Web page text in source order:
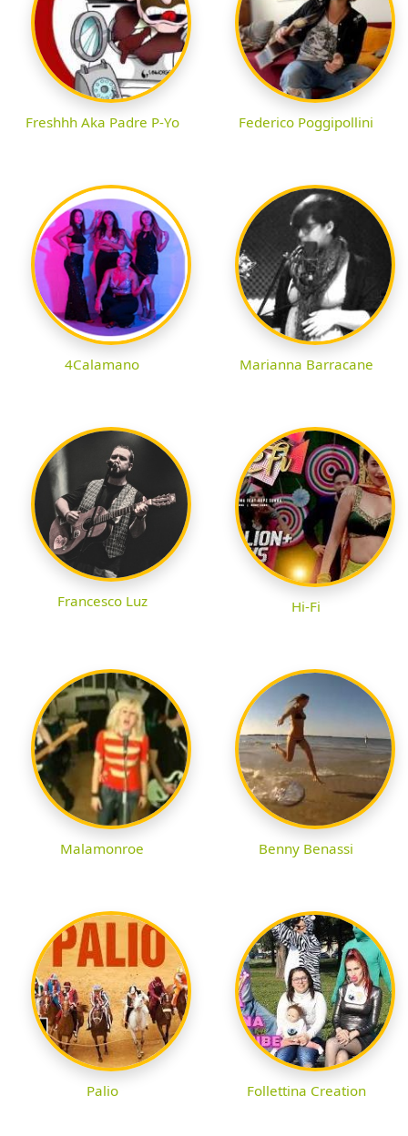
Freshhh Aka Padre P-Yo Federico Poggipollini
4Calamano Marianna Barracane
Francesco Luz Hi-Fi
Malamonroe Benny Benassi
Palio Follettina Creation